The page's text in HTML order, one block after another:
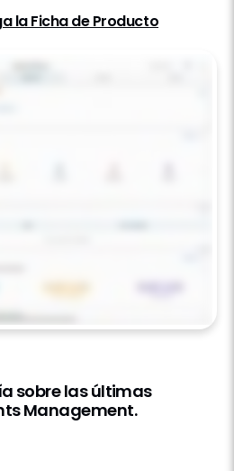
la Ficha de Producto
sobre las últimas
Management.